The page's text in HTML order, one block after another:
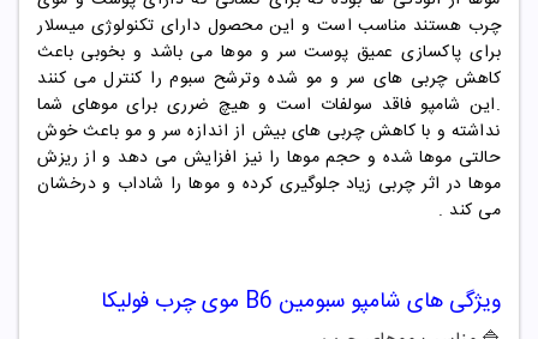
چرب هستند مناسب است و این محصول دارای تکنولوژی میسلار
برای پاکسازی عمیق پوست سر و موها می باشد و بخوبی باعث
کاهش چربی های سر و مو شده وترشح سبوم را کنترل می کنند
.این شامپو فاقد سولفات است و هیچ ضرری برای موهای شما
نداشته و با کاهش چربی های بیش از اندازه سر و مو باعث خوش
حالتی موها شده و حجم موها را نیز افزایش می دهد و از ریزش
موها در اثر چربی زیاد جلوگیری کرده و موها را شاداب و درخشان
می کند .
ویژگی های شامپو سبومین B6 موی چرب فولیکا